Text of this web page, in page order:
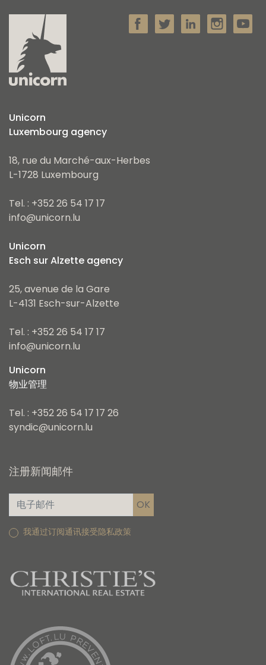
Unicorn
Luxembourg agency
18, rue du Marché-aux-Herbes
L-1728 Luxembourg
Tel. : +352 26 54 17 17
info@unicorn.lu
Unicorn
Esch sur Alzette agency
25, avenue de la Gare
L-4131 Esch-sur-Alzette
Tel. : +352 26 54 17 17
info@unicorn.lu
Unicorn
物业管理
Tel. : +352 26 54 17 17 26
syndic@unicorn.lu
注册新闻邮件
我通过订阅通讯接受隐私政策